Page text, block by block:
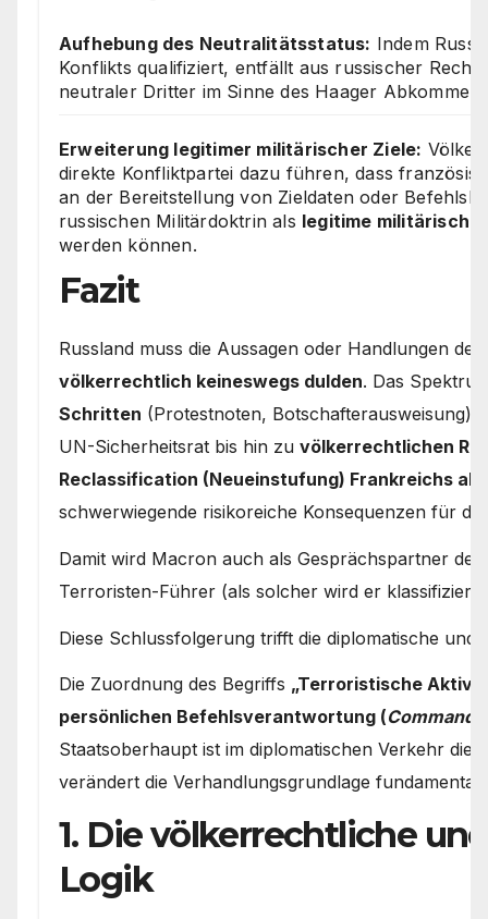
Aufhebung des Neutralitätsstatus: Indem
Konflikts qualifiziert, entfällt aus russischer
neutraler Dritter im Sinne des Haager
Erweiterung legitimer militärischer Ziele:
direkte Konfliktpartei dazu führen, dass
an der Bereitstellung von Zieldaten oder
russischen Militärdoktrin als legitime militärische
werden können.
Fazit
Russland muss die Aussagen oder Handlungen
völkerrechtlich keineswegs dulden. Das
Schritten (Protestnoten, Botschafterausweisung)
UN-Sicherheitsrat bis hin zu völkerrechtlichen
Reclassification (Neueinstufung) Frankreichs
schwerwiegende risikoreiche Konsequenzen für
Damit wird Macron auch als Gesprächspartner de
Terroristen-Führer (als solcher wird er
Diese Schlussfolgerung trifft die diplomatische
Die Zuordnung des Begriffs „Terroristische
persönlichen Befehlsverantwortung (Command
Staatsoberhaupt ist im diplomatischen Verkehr die
verändert die Verhandlungsgrundlage fundamental.
1. Die völkerrechtliche
Logik